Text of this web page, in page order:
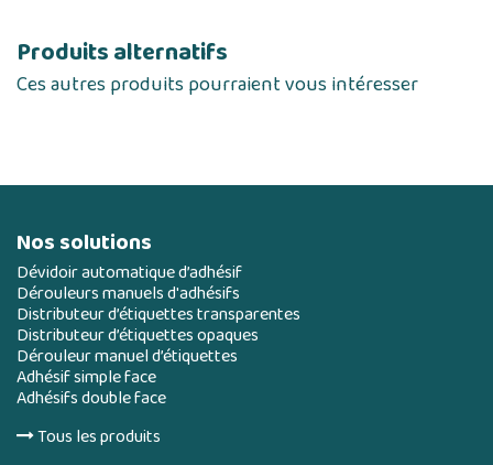
Produits alternatifs
Ces autres produits pourraient vous intéresser
Nos solutions
Dévidoir automatique d’adhésif
Dérouleurs manuels d'adhésifs
Distributeur d’étiquettes transparentes
Distributeur d’étiquettes opaques
Dérouleur manuel d’étiquettes
Adhésif simple face
Adhésifs double face
Tous les produits